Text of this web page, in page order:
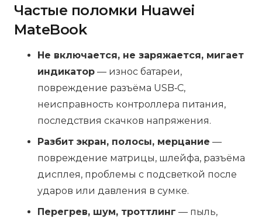
Частые поломки Huawei
MateBook
Не включается, не заряжается, мигает
индикатор — износ батареи,
повреждение разъёма USB‑C,
неисправность контроллера питания,
последствия скачков напряжения.
Разбит экран, полосы, мерцание —
повреждение матрицы, шлейфа, разъёма
дисплея, проблемы с подсветкой после
ударов или давления в сумке.
Перегрев, шум, троттлинг — пыль,